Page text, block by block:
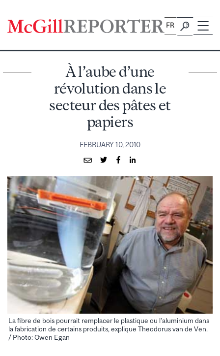
content
FR
À l’aube d’une
révolution dans le
secteur des pâtes et
papiers
FEBRUARY 10, 2010
La fibre de bois pourrait remplacer le plastique ou l’aluminium dans
la fabrication de certains produits, explique Theodorus van de Ven.
/ Photo: Owen Egan